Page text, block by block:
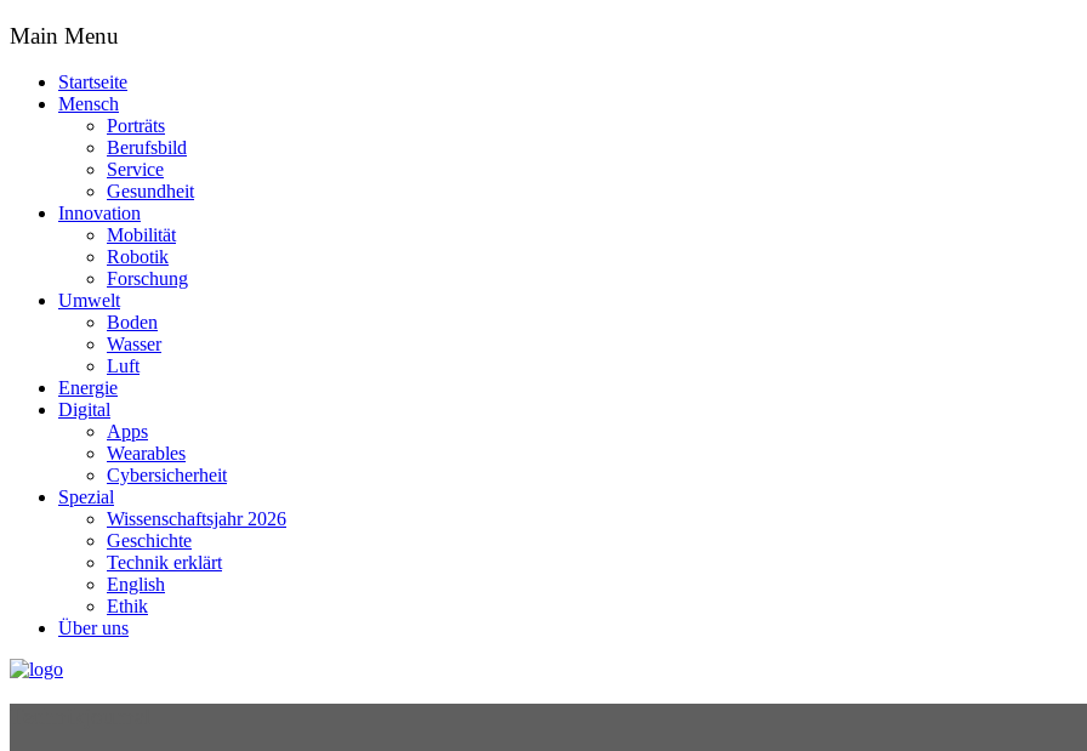
Main Menu
Startseite
Mensch
Porträts
Berufsbild
Service
Gesundheit
Innovation
Mobilität
Robotik
Forschung
Umwelt
Boden
Wasser
Luft
Energie
Digital
Apps
Wearables
Cybersicherheit
Spezial
Wissenschaftsjahr 2026
Geschichte
Technik erklärt
English
Ethik
Über uns